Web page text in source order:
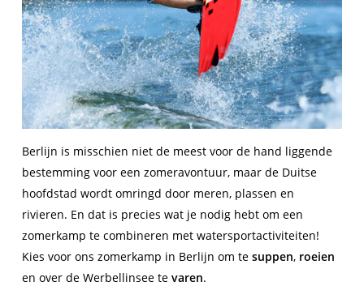
Berlijn is misschien niet de meest voor de hand liggende
bestemming voor een zomeravontuur, maar de Duitse
hoofdstad wordt omringd door meren, plassen en
rivieren. En dat is precies wat je nodig hebt om een
zomerkamp te combineren met watersportactiviteiten!
Kies voor ons zomerkamp in Berlijn om tesuppen, roeien
en over de Werbellinsee tevaren.